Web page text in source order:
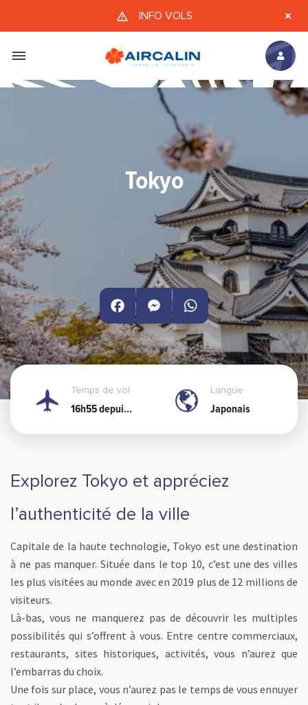
Aller au contenu principal
INFO VOLS
Tokyo
FacebookMessengerWhatsApp
Temps de vol
16h55 depuis
Langue
Japonais
Explorez Tokyo et appréciez
l’authenticité de la ville
Capitale de la haute technologie, Tokyo est une destination
à ne pas manquer. Située dans le top 10, c’est une des villes
les plus visitées au monde avec en 2019 plus de 12 millions de
visiteurs.
Là-bas, vous ne manquerez pas de découvrir les multiples
possibilités qui s’offrent à vous. Entre centre commerciaux,
restaurants, sites historiques, activités, vous n’aurez que
l’embarras du choix.
Une fois sur place, vous n’aurez pas le temps de vous ennuyer